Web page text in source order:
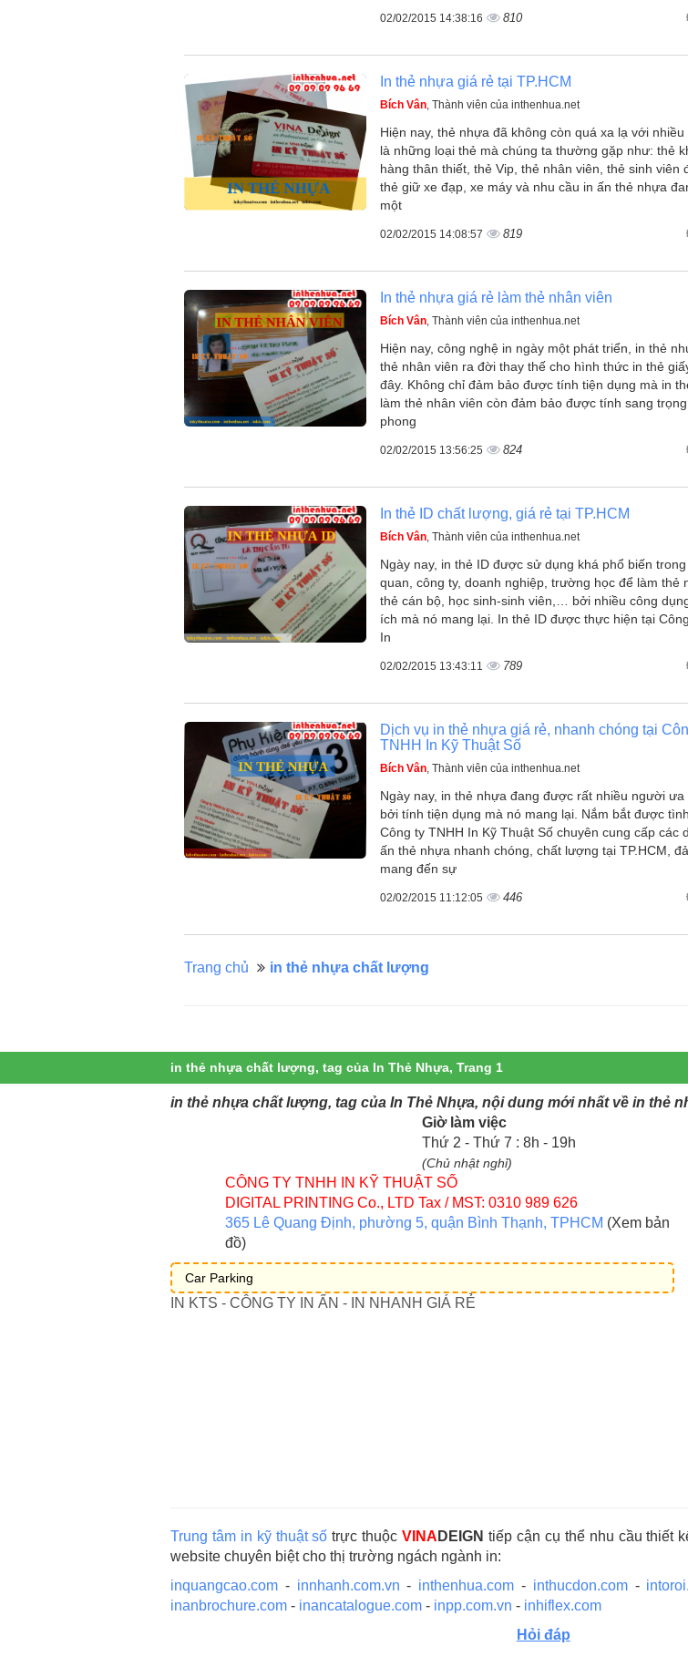
02/02/2015 14:38:16 810
In thẻ nhựa giá rẻ tại TP.HCM
Bích Vân , Thành viên của inthenhua.net
Hiện nay, thẻ nhựa đã không còn quá xa lạ với
là những loại thẻ mà chúng ta thường gặp như: thẻ
hàng thân thiết, thẻ Vip, thẻ nhân viên, thẻ sinh viên
thẻ giữ xe đạp, xe máy và nhu cầu in ấn thẻ nhựa
một
02/02/2015 14:08:57 819
In thẻ nhựa giá rẻ làm thẻ nhân viên
Bích Vân , Thành viên của inthenhua.net
Hiện nay, công nghệ in ngày một phát triển, in thẻ
thẻ nhân viên ra đời thay thế cho hình thức in thẻ
đây. Không chỉ đảm bảo được tính tiện dụng mà in
làm thẻ nhân viên còn đảm bảo được tính sang
phong
02/02/2015 13:56:25 824
In thẻ ID chất lượng, giá rẻ tại TP.HCM
Bích Vân , Thành viên của inthenhua.net
Ngày nay, in thẻ ID được sử dụng khá phổ biến
quan, công ty, doanh nghiệp, trường học để làm thẻ
thẻ cán bộ, học sinh-sinh viên,… bởi nhiều công
ích mà nó mang lại. In thẻ ID được thực hiện tại
In
02/02/2015 13:43:11 789
Dịch vụ in thẻ nhựa giá rẻ, nhanh chóng tại
TNHH In Kỹ Thuật Số
Bích Vân , Thành viên của inthenhua.net
Ngày nay, in thẻ nhựa đang được rất nhiều người ưa
bởi tính tiện dụng mà nó mang lại. Nắm bắt được
Công ty TNHH In Kỹ Thuật Số chuyên cung cấp các
ấn thẻ nhựa nhanh chóng, chất lượng tại TP.HCM,
mang đến sự
02/02/2015 11:12:05 446
Trang chủ in thẻ nhựa chất lượng
in thẻ nhựa chất lượng, tag của In Thẻ Nhựa, Trang 1
in thẻ nhựa chất lượng, tag của In Thẻ Nhựa, nội dung mới nhất về in thẻ
Giờ làm việc
Thứ 2 - Thứ 7 : 8h - 19h
(Chủ nhật nghỉ)
CÔNG TY TNHH IN KỸ THUẬT SỐ
DIGITAL PRINTING Co., LTD Tax / MST: 0310 989 626
365 Lê Quang Định, phường 5, quận Bình Thạnh, TPHCM (Xem bản
đồ)
Car Parking
IN KTS - CÔNG TY IN ẤN - IN NHANH GIÁ RẺ
Trung tâm in kỹ thuật số trực thuộcVINA DEIGN tiếp cận cụ thể nhu cầu thiết
website chuyên biệt cho thị trường ngách ngành in:
inquangcao.com - innhanh.com.vn - inthenhua.com - inthucdon.com-
inanbrochure.com - inancatalogue.com - inpp.com.vn - inhiflex.com
Hỏi đáp